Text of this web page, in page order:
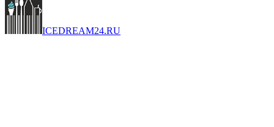
ICEDREAM24.RU